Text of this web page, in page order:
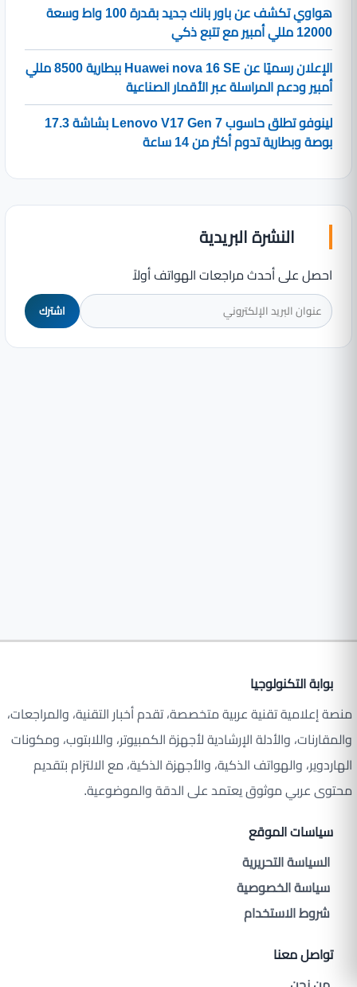
هواوي تكشف عن باور بانك جديد بقدرة 100 واط وسعة
12000 مللي أمبير مع تتبع ذكي
الإعلان رسميًا عن Huawei nova 16 SE ببطارية 8500 مللي
أمبير ودعم المراسلة عبر الأقمار الصناعية
لينوفو تطلق حاسوب Lenovo V17 Gen 7 بشاشة 17.3
بوصة وبطارية تدوم أكثر من 14 ساعة
النشرة البريدية
احصل على أحدث مراجعات الهواتف أولاً
اشترك
بوابة التكنولوجيا
منصة إعلامية تقنية عربية متخصصة، تقدم أخبار التقنية، والمراجعات،
والمقارنات، والأدلة الإرشادية لأجهزة الكمبيوتر، واللابتوب، ومكونات
الهاردوير، والهواتف الذكية، والأجهزة الذكية، مع الالتزام بتقديم
محتوى عربي موثوق يعتمد على الدقة والموضوعية.
سياسات الموقع
السياسة التحريرية
سياسة الخصوصية
شروط الاستخدام
تواصل معنا